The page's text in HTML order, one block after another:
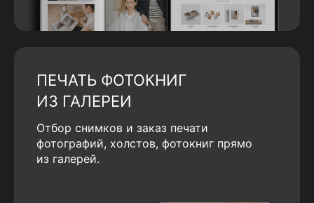
ПЕЧАТЬ ФОТОКНИГ
ИЗ ГАЛЕРЕИ
Отбор снимков и заказ печати
фотографий, холстов, фотокниг прямо
из галерей.